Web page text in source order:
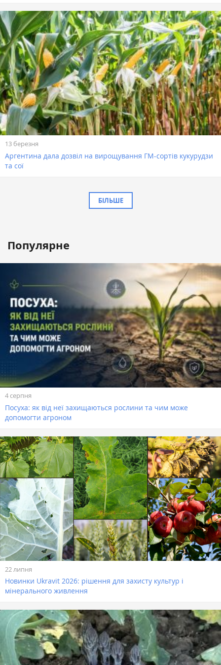
13 березня
Аргентина дала дозвіл на вирощування ГМ-сортів кукурудзи
та сої
БІЛЬШЕ
Популярне
4 серпня
Посуха: як від неї захищаються рослини та чим може
допомогти агроном
22 липня
Новинки Ukravit 2026: рішення для захисту культур і
мінерального живлення